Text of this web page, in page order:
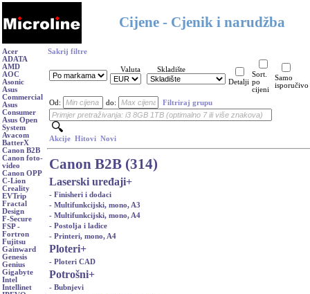
Cijene - Cjenik i narudžba
Acer
ADATA
AMD
AOC
Asonic
Asus
Commercial
Asus
Consumer
Asus Open
System
Avacom
BatterX
Canon B2B
Canon foto-
video
Canon OPP
C-Lion
Creality
EVTrip
Fractal
Design
F-Secure
FSP -
Fortron
Fujitsu
Gainward
Genesis
Genius
Gigabyte
Intel
Intellinet
Sakrij filtre
Valuta
Skladište
Detalji
Sort.
po
cijeni
Samo
isporučivo
Od: do: Filtriraj grupu
Akcije Hitovi Novi
Canon B2B (314)
Laserski uređaji+
- Finisheri i dodaci
- Multifunkcijski, mono, A3
- Multifunkcijski, mono, A4
- Postolja i ladice
- Printeri, mono, A4
Ploteri+
- Ploteri CAD
Potrošni+
- Bubnjevi